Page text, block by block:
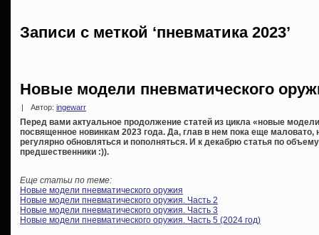
Записи с меткой ‘пневматика 2023’
Новые модели пневматического
Автор: ingewarr
Перед вами актуальное продолжение статей из цикла «новые
посвященное новинкам 2023 года. Да, глав в нем пока еще маловато,
регулярно обновляться и пополняться. И к декабрю статья по
предшественники :)).
Еще статьи по теме:
Новые модели пневматического оружия
Новые модели пневматического оружия. Часть 2
Новые модели пневматического оружия. Часть 3
Новые модели пневматического оружия. Часть 5 (2024 год)